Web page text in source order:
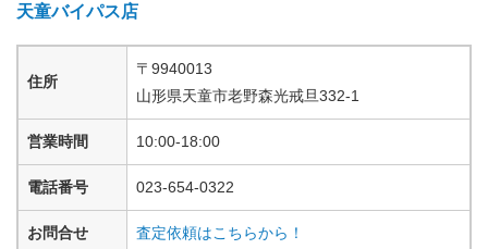
天童バイパス店
住所
〒 9940013
山形県天童市老野森光戒旦332-1
営業時間 10:00-18:00
電話番号 023-654-0322
お問合せ 査定依頼はこちらから！